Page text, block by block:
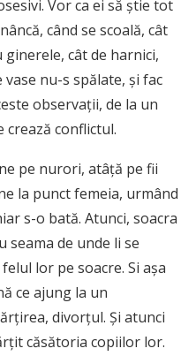
Vor ca ei să ştie tot
când se scoală, cât
cât de harnici,
nu-s spălate, şi fac
observaţii, de la un
crează conflictul.
pe nurori, atâţă pe fii
la punct femeia, urmând
s-o bată. Atunci, soacra
seama de unde li se
lor pe soacre. Si aşa
ce ajung la un
divorţul. Şi atunci
căsătoria copiilor lor.